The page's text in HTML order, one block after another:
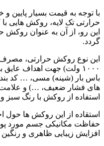
با توجه به قیمت بسیار
حرارتی تک لایه، روکش هایی
این رو، از آن به عنوان
گردد.
این نوع روکش حرارتی، مصرف
۱۰۰۰ ولت) جهت اهداف
باس بار (شینه) مسی، … کد
های فشار ضعیف، …) و علامت
استفاده از روکش با رنگ سبز و
استقاده از این روکش ها حول
حفاظت مکانیکی جسم مورد
افزایش زیبایی ظاهری و